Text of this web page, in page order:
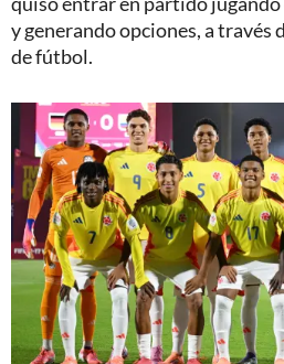
y generando opciones, a través
de fútbol.